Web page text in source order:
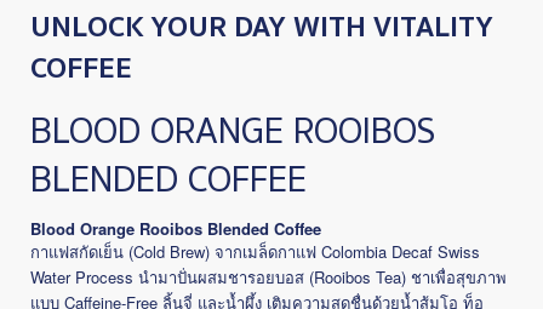
UNLOCK YOUR DAY WITH VITALITY
COFFEE
BLOOD ORANGE ROOIBOS
BLENDED COFFEE
Blood Orange Rooibos Blended Coffee
กาแฟสกัดเย็น (Cold Brew) จากเมล็ดกาแฟ Colombia Decaf Swiss
Water Process นำมาปั่นผสมชารอยบอส (Rooibos Tea) ชาเพื่อสุขภาพ
แบบ Caffeine-Free ลิ้นจี่ และน้ำผึ้ง เติมความสดชื่นด้วยน้ำส้มโอ ท็อ